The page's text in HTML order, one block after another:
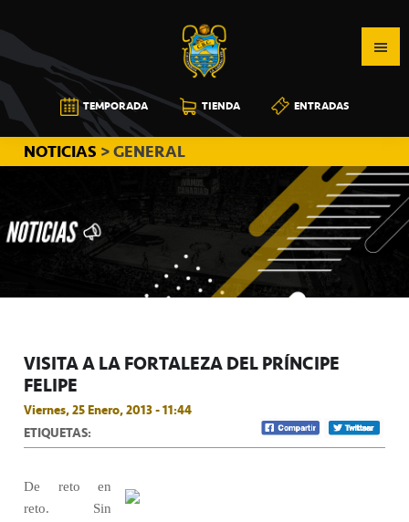
a
la
navegación
principal
al
contenido
principal
a
la
barra
lateral
principal
CB
CANARIAS
TEMPORADA TIENDA ENTRADAS
NOTICIAS > GENERAL
VISITA A LA FORTALEZA DEL PRÍNCIPE
FELIPE
Viernes, 25 Enero, 2013 - 11:44
ETIQUETAS:
De reto en
reto. Sin